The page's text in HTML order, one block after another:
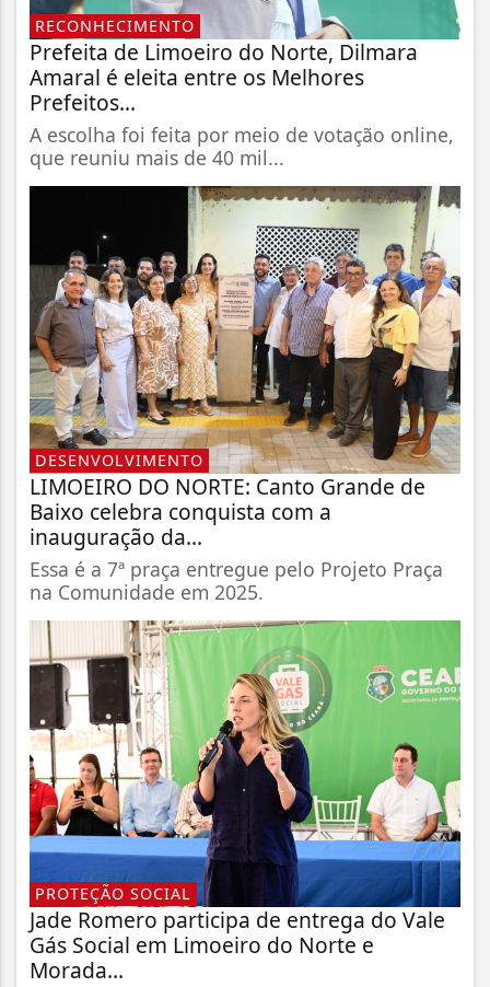
RECONHECIMENTO
Prefeita de Limoeiro do Norte, Dilmara
Amaral é eleita entre os Melhores
Prefeitos...
A escolha foi feita por meio de votação online,
que reuniu mais de 40 mil...
DESENVOLVIMENTO
LIMOEIRO DO NORTE: Canto Grande de
Baixo celebra conquista com a
inauguração da...
Essa é a 7ª praça entregue pelo Projeto Praça
na Comunidade em 2025.
PROTEÇÃO SOCIAL
Jade Romero participa de entrega do Vale
Gás Social em Limoeiro do Norte e
Morada...